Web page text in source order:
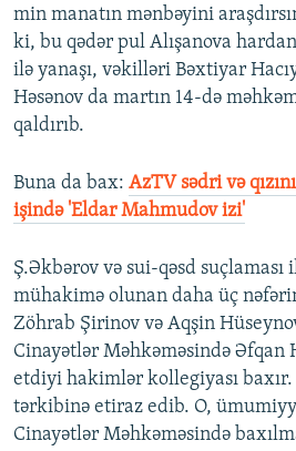
min manatın mənbəyini
ki, bu qədər pul Alışanova
ilə yanaşı, vəkilləri Bəxtiyar
Həsənov da martın 14-də
qaldırıb.
Buna da bax: AzTV sədri və
işində 'Eldar Mahmudov izi'
Ş.Əkbərov və sui-qəsd
mühakimə olunan daha üç
Zöhrab Şirinov və Aqşin
Cinayətlər Məhkəməsində Əfqan
etdiyi hakimlər kollegiyası
tərkibinə etiraz edib. O,
Cinayətlər Məhkəməsində